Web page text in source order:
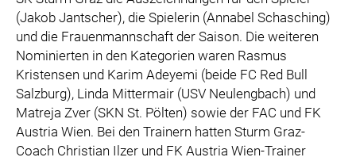
(Jakob Jantscher), die Spielerin (Annabel Schasching)
und die Frauenmannschaft der Saison. Die weiteren
Nominierten in den Kategorien waren Rasmus
Kristensen und Karim Adeyemi (beide FC Red Bull
Salzburg), Linda Mittermair (USV Neulengbach) und
Matreja Zver (SKN St. Pölten) sowie der FAC und FK
Austria Wien. Bei den Trainern hatten Sturm Graz-
Coach Christian Ilzer und FK Austria Wien-Trainer